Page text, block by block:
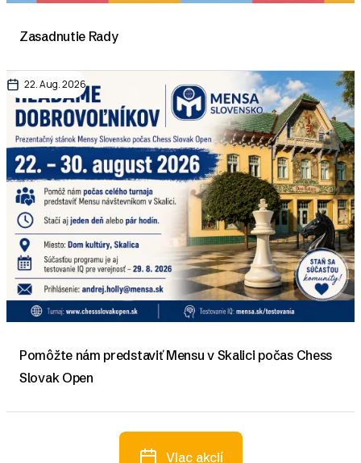
Zasadnutie Rady
22. Aug. 2026
Pomôžte nám predstaviť Mensu v Skalici počas Chess
Slovak Open
Viac akcií